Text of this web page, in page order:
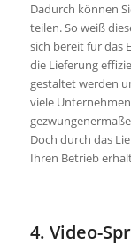
Dadurch können
teilen. So weiß
sich bereit für das
die Lieferung
gestaltet werden
viele
Doch durch das
Ihren Betrieb
4. Video-